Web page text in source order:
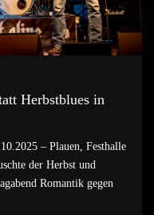
Herbstblues in
– Plauen, Festhalle
der Herbst und
Romantik gegen